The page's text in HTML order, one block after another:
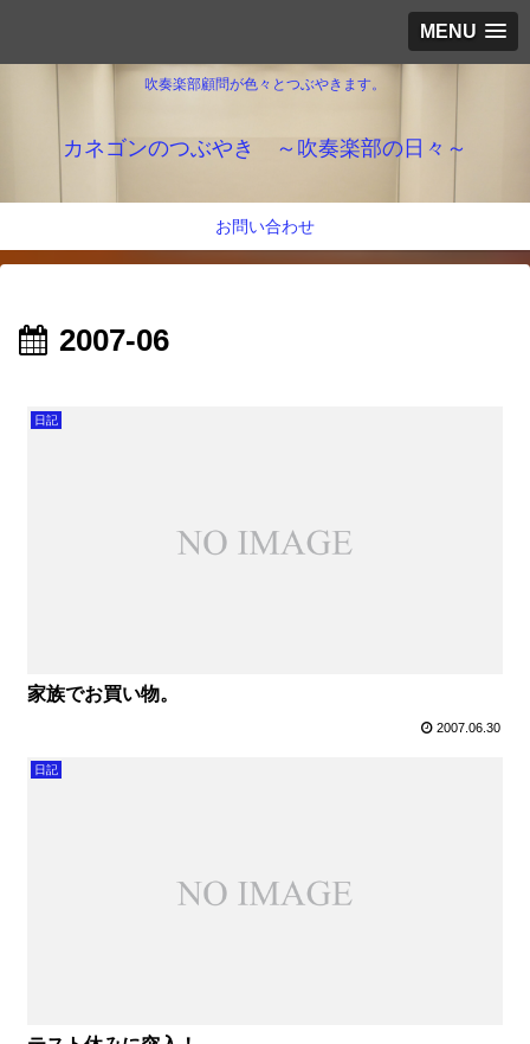
MENU
吹奏楽部顧問が色々とつぶやきます。
カネゴンのつぶやき ～吹奏楽部の日々～
お問い合わせ
2007-06
日記
家族でお買い物。
2007.06.30
日記